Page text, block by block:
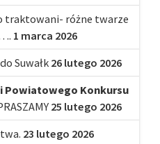
traktowani- różne twarze
1 marca 2026
Suwałk 26 lutego 2026
Powiatowego Konkursu
25 lutego 2026
23 lutego 2026